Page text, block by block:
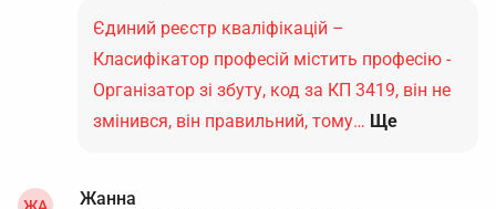
Єдиний реєстр кваліфікацій –
Класифікатор професій містить професію -
Організатор зі збуту, код за КП 3419, він не
змінився, він правильний, тому… Ще
Жанна